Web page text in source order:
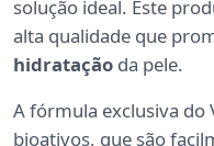
solução ideal. Este
alta qualidade que
hidratação da pele.
A fórmula exclusiva do
bioativos, que são